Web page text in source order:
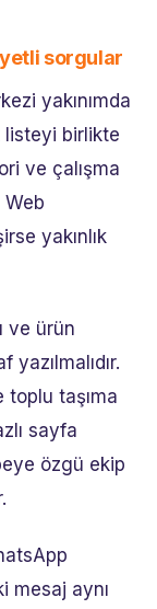
sorgular
yakınımda
listeyi birlikte
ve çalışma
yakınlık
ve ürün
toplu taşıma
sayfa
özgü ekip
mesaj aynı